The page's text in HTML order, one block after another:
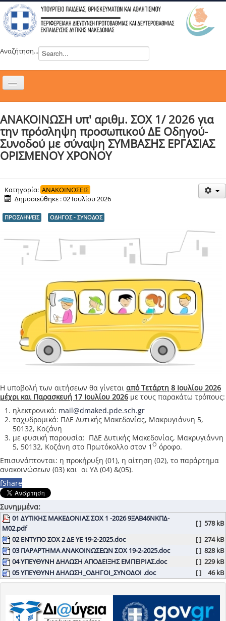
Αναζήτηση...
Εναλλαγή
ΝΕΑ
ΣΥΜΒΟΥΛΙΑ
ΕΥΡΩΠΑΪΚΑ ΠΡΟΓΡΑΜΜΑΤΑ
ΔΡΑΣΕΙΣ
ΕΠΙΚΟΙΝΩΝΙΑ
ΕΞ ΑΠΟΣΤΑΣΕΩΣ ΕΚΠΑΙΔΕΥΣΗ
ΑΝΑΚΟΙΝΩΣΗ υπ' αριθμ. ΣΟΧ 1/ 2026 για
την πρόσληψη προσωπικού ΔΕ Οδηγού-
Συνοδού με σύναψη ΣΥΜΒΑΣΗΣ ΕΡΓΑΣΙΑΣ
ΟΡΙΣΜΕΝΟΥ ΧΡΟΝΟΥ
Κατηγορία: ΑΝΑΚΟΙΝΩΣΕΙΣ
Δημοσιεύθηκε : 02 Ιουλίου 2026
ΠΡΟΣΛΗΨΕΙΣ ΟΔΗΓΟΣ - ΣΥΝΟΔΟΣ
Η υποβολή των αιτήσεων θα γίνεται από Τετάρτη 8 Ιουλίου 2026
μέχρι και Παρασκευή 17 Ιουλίου 2026 με τους παρακάτω τρόπους:
ηλεκτρονικά: mail@dmaked.pde.sch.gr
ταχυδρομικά: ΠΔΕ Δυτικής Μακεδονίας, Μακρυγιάννη 5,
50132, Κοζάνη
με φυσική παρουσία: ΠΔΕ Δυτικής Μακεδονίας, Μακρυγιάννη
5, 50132, Κοζάνη στο Πρωτόκολλο στον 1 Ο όροφο.
Επισυνάπτονται: η προκήρυξη (01), η αίτηση (02), το παράρτημα
ανακοινώσεων (03) και οι ΥΔ (04) &(05).
fShare
Συνημμένα:
01 ΔΥΤΙΚΗΣ ΜΑΚΕΔΟΝΙΑΣ ΣΟΧ 1 -2026 9ΞΑΒ46ΝΚΠΔ-
Μ02.pdf
[ ] 578 kB
02 ΕΝΤΥΠΟ ΣΟΧ 2 ΔΕ ΥΕ 19-2-2025.doc
[ ] 274 kB
03 ΠΑΡΑΡΤΗΜΑ ΑΝΑΚΟΙΝΩΣΕΩΝ ΣΟΧ 19-2-2025.doc
[ ] 828 kB
04 ΥΠΕΥΘΥΝΗ ΔΗΛΩΣΗ ΑΠΟΔΕΙΞΗΣ ΕΜΠΕΙΡΙΑΣ.doc
[ ] 229 kB
05 ΥΠΕΥΘΥΝΗ ΔΗΛΩΣΗ_ΟΔΗΓΟΙ_ΣΥΝΟΔΟΙ .doc
[ ] 46 kB